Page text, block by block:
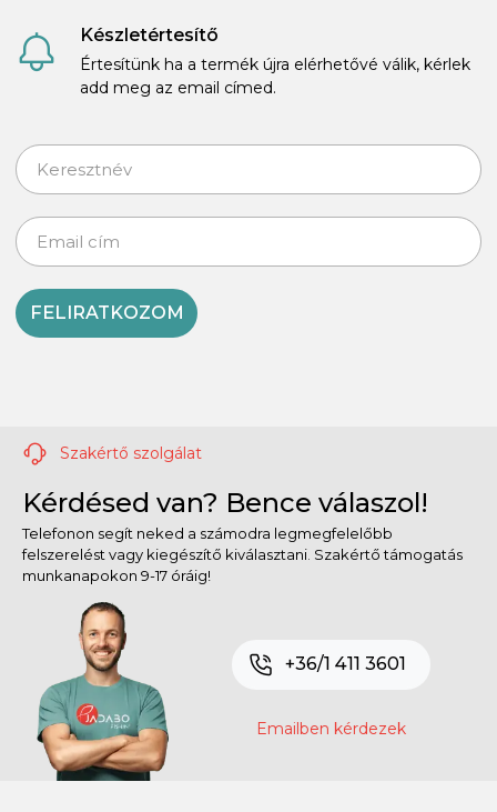
Készletértesítő
Értesítünk ha a termék újra elérhetővé válik, kérlek
add meg az email címed.
FELIRATKOZOM
Szakértő szolgálat
Kérdésed van? Bence válaszol!
Telefonon segít neked a számodra legmegfelelőbb
felszerelést vagy kiegészítő kiválasztani. Szakértő támogatás
munkanapokon 9-17 óráig!
+36/1 411 3601
Emailben kérdezek